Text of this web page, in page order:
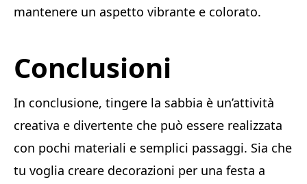
mantenere un aspetto vibrante e colorato.
Conclusioni
In conclusione, tingere la sabbia è un’attività
creativa e divertente che può essere realizzata
con pochi materiali e semplici passaggi. Sia che
tu voglia creare decorazioni per una festa a